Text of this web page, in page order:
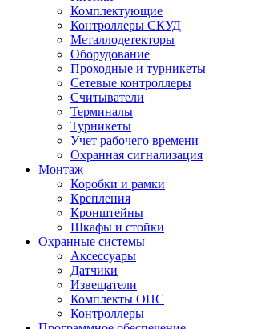
Комплектующие
Контроллеры СКУД
Металлодетекторы
Оборудование
Проходные и турникеты
Сетевые контроллеры
Считыватели
Терминалы
Турникеты
Учет рабочего времени
Охранная сигнализация
Монтаж
Коробки и рамки
Крепления
Кронштейны
Шкафы и стойки
Охранные системы
Аксессуары
Датчики
Извещатели
Комплекты ОПС
Контроллеры